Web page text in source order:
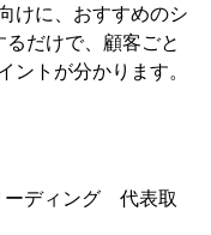
けに、おすすめのシ
だけで、顧客ごと
ントが分かります。
ーディング 代表取